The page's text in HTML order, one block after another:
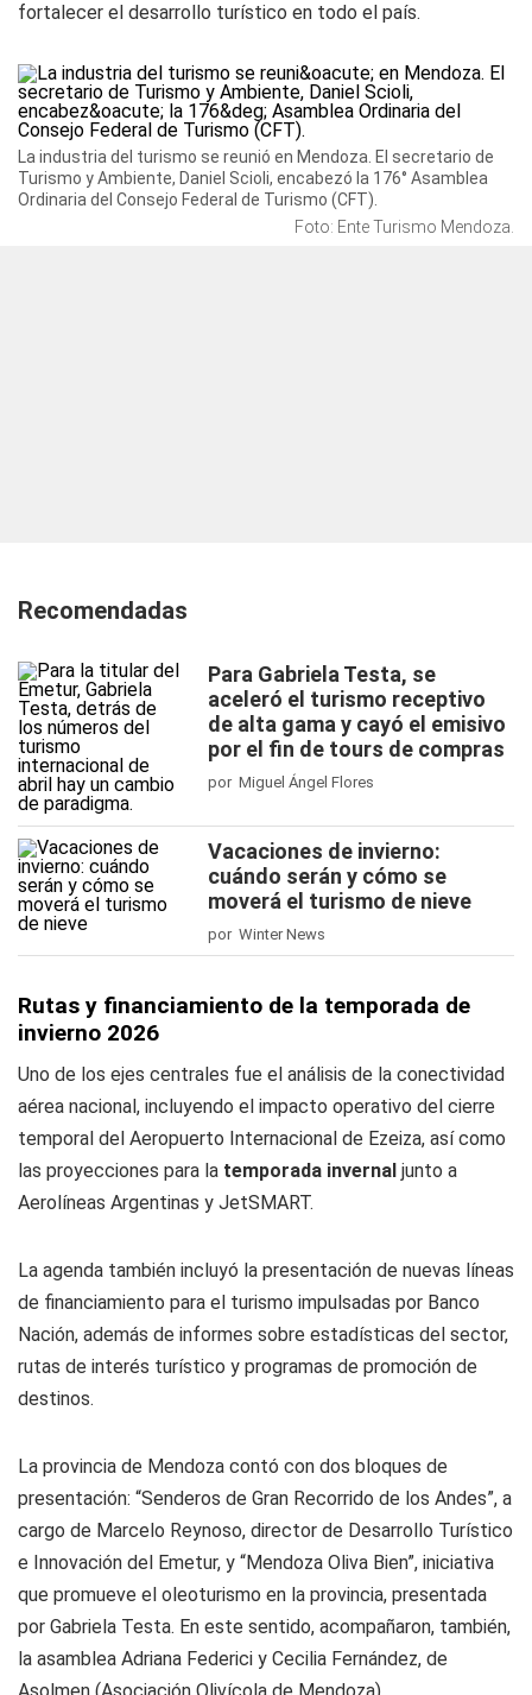
fortalecer el desarrollo turístico en todo el país.
La industria del turismo se reunió en Mendoza. El secretario de
Turismo y Ambiente, Daniel Scioli, encabezó la 176° Asamblea
Ordinaria del Consejo Federal de Turismo (CFT).
Foto: Ente Turismo Mendoza.
Recomendadas
Para Gabriela Testa, se
aceleró el turismo receptivo
de alta gama y cayó el emisivo
por el fin de tours de compras
por Miguel Ángel Flores
Vacaciones de invierno:
cuándo serán y cómo se
moverá el turismo de nieve
por Winter News
Rutas y financiamiento de la temporada de
invierno 2026
Uno de los ejes centrales fue el análisis de la conectividad
aérea nacional, incluyendo el impacto operativo del cierre
temporal del Aeropuerto Internacional de Ezeiza, así como
las proyecciones para la temporada invernal junto a
Aerolíneas Argentinas y JetSMART.
La agenda también incluyó la presentación de nuevas líneas
de financiamiento para el turismo impulsadas por Banco
Nación, además de informes sobre estadísticas del sector,
rutas de interés turístico y programas de promoción de
destinos.
La provincia de Mendoza contó con dos bloques de
presentación: “Senderos de Gran Recorrido de los Andes”, a
cargo de Marcelo Reynoso, director de Desarrollo Turístico
e Innovación del Emetur, y “Mendoza Oliva Bien”, iniciativa
que promueve el oleoturismo en la provincia, presentada
por Gabriela Testa. En este sentido, acompañaron, también,
la asamblea Adriana Federici y Cecilia Fernández, de